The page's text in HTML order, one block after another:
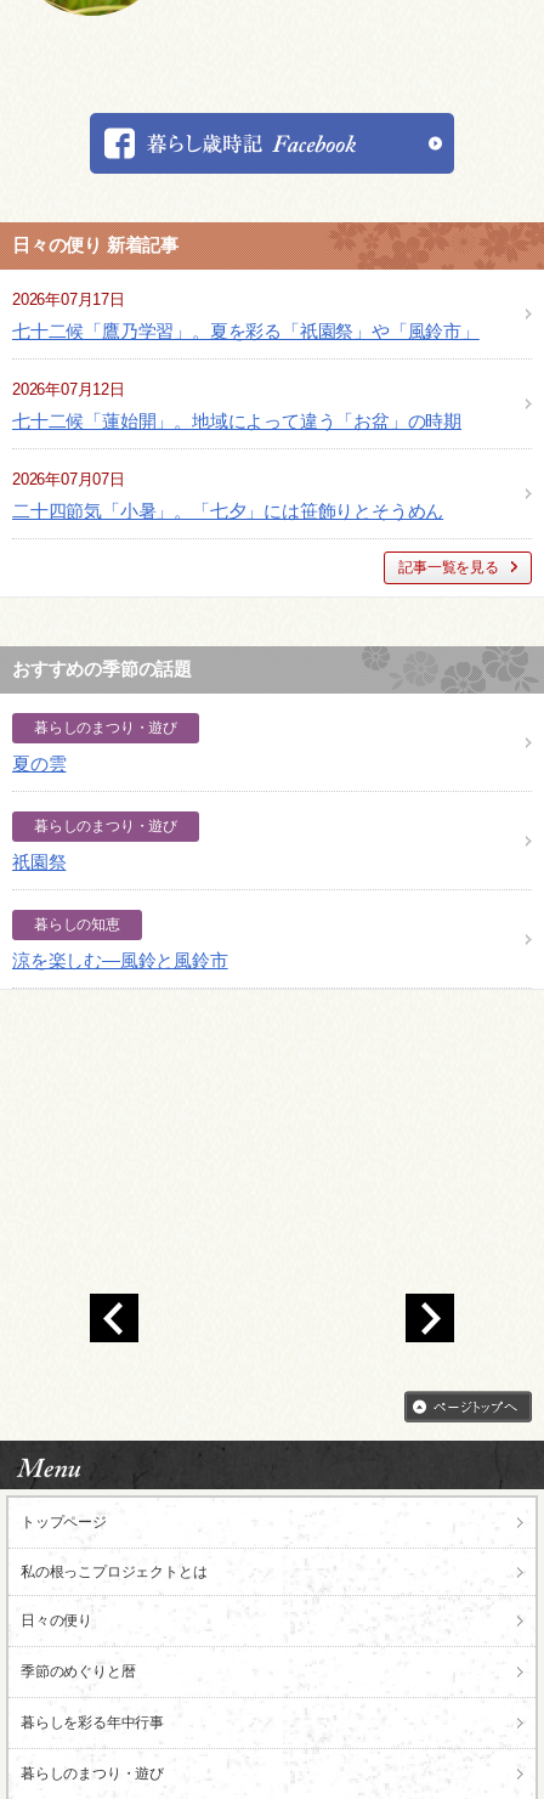
日々の便り 新着記事
2026年07月17日
七十二候「鷹乃学習」。夏を彩る「祇園祭」や「風鈴市」
2026年07月12日
七十二候「蓮始開」。地域によって違う「お盆」の時期
2026年07月07日
二十四節気「小暑」。「七夕」には笹飾りとそうめん
記事一覧を見る
おすすめの季節の話題
暮らしのまつり・遊び
夏の雲
暮らしのまつり・遊び
祇園祭
暮らしの知恵
涼を楽しむ―風鈴と風鈴市
トップページ
私の根っこ プロジェクトとは
日々の便り
季節のめぐりと暦
暮らしを彩る年中行事
暮らしのまつり・遊び